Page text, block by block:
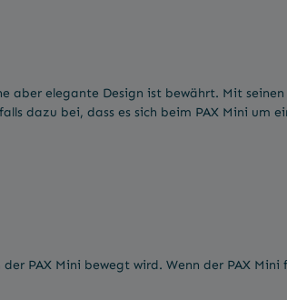
aber elegante Design ist bewährt. Mit
dazu bei, dass es sich beim PAX Mini um
PAX Mini bewegt wird. Wenn der PAX